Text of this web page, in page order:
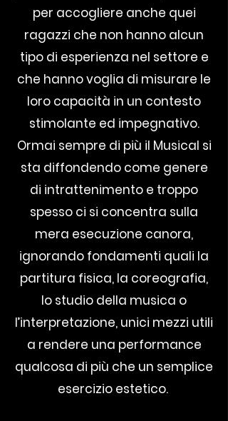
per accogliere anche quei
ragazzi che non hanno alcun
tipo di esperienza nel settore e
che hanno voglia di misurare le
loro capacità in un contesto
stimolante ed impegnativo.
Ormai sempre di più il Musical si
sta diffondendo come genere
di intrattenimento e troppo
spesso ci si concentra sulla
mera esecuzione canora,
ignorando fondamenti quali la
partitura fisica, la coreografia,
lo studio della musica o
l’interpretazione, unici mezzi utili
a rendere una performance
qualcosa di più che un semplice
esercizio estetico.